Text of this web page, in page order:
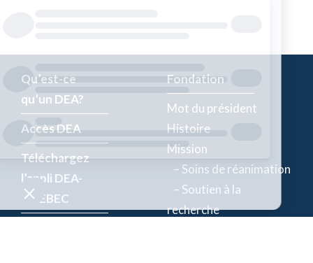
Qu’est-ce
qu’un DEA?
Accès DEA
Téléchargez
l’appli DEA-
QUÉBEC
Fondation
Mot du président
Histoire
Mission
– Soins de réanimation
– Soutien à la
recherche